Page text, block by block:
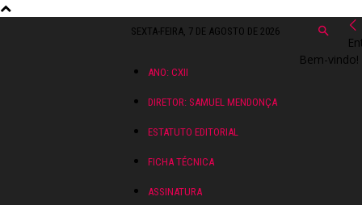
SEXTA-FEIRA, 7 DE AGOSTO DE 2026
ANO: CXII
DIRETOR: SAMUEL MENDONÇA
ESTATUTO EDITORIAL
FICHA TÉCNICA
ASSINATURA
Bem-